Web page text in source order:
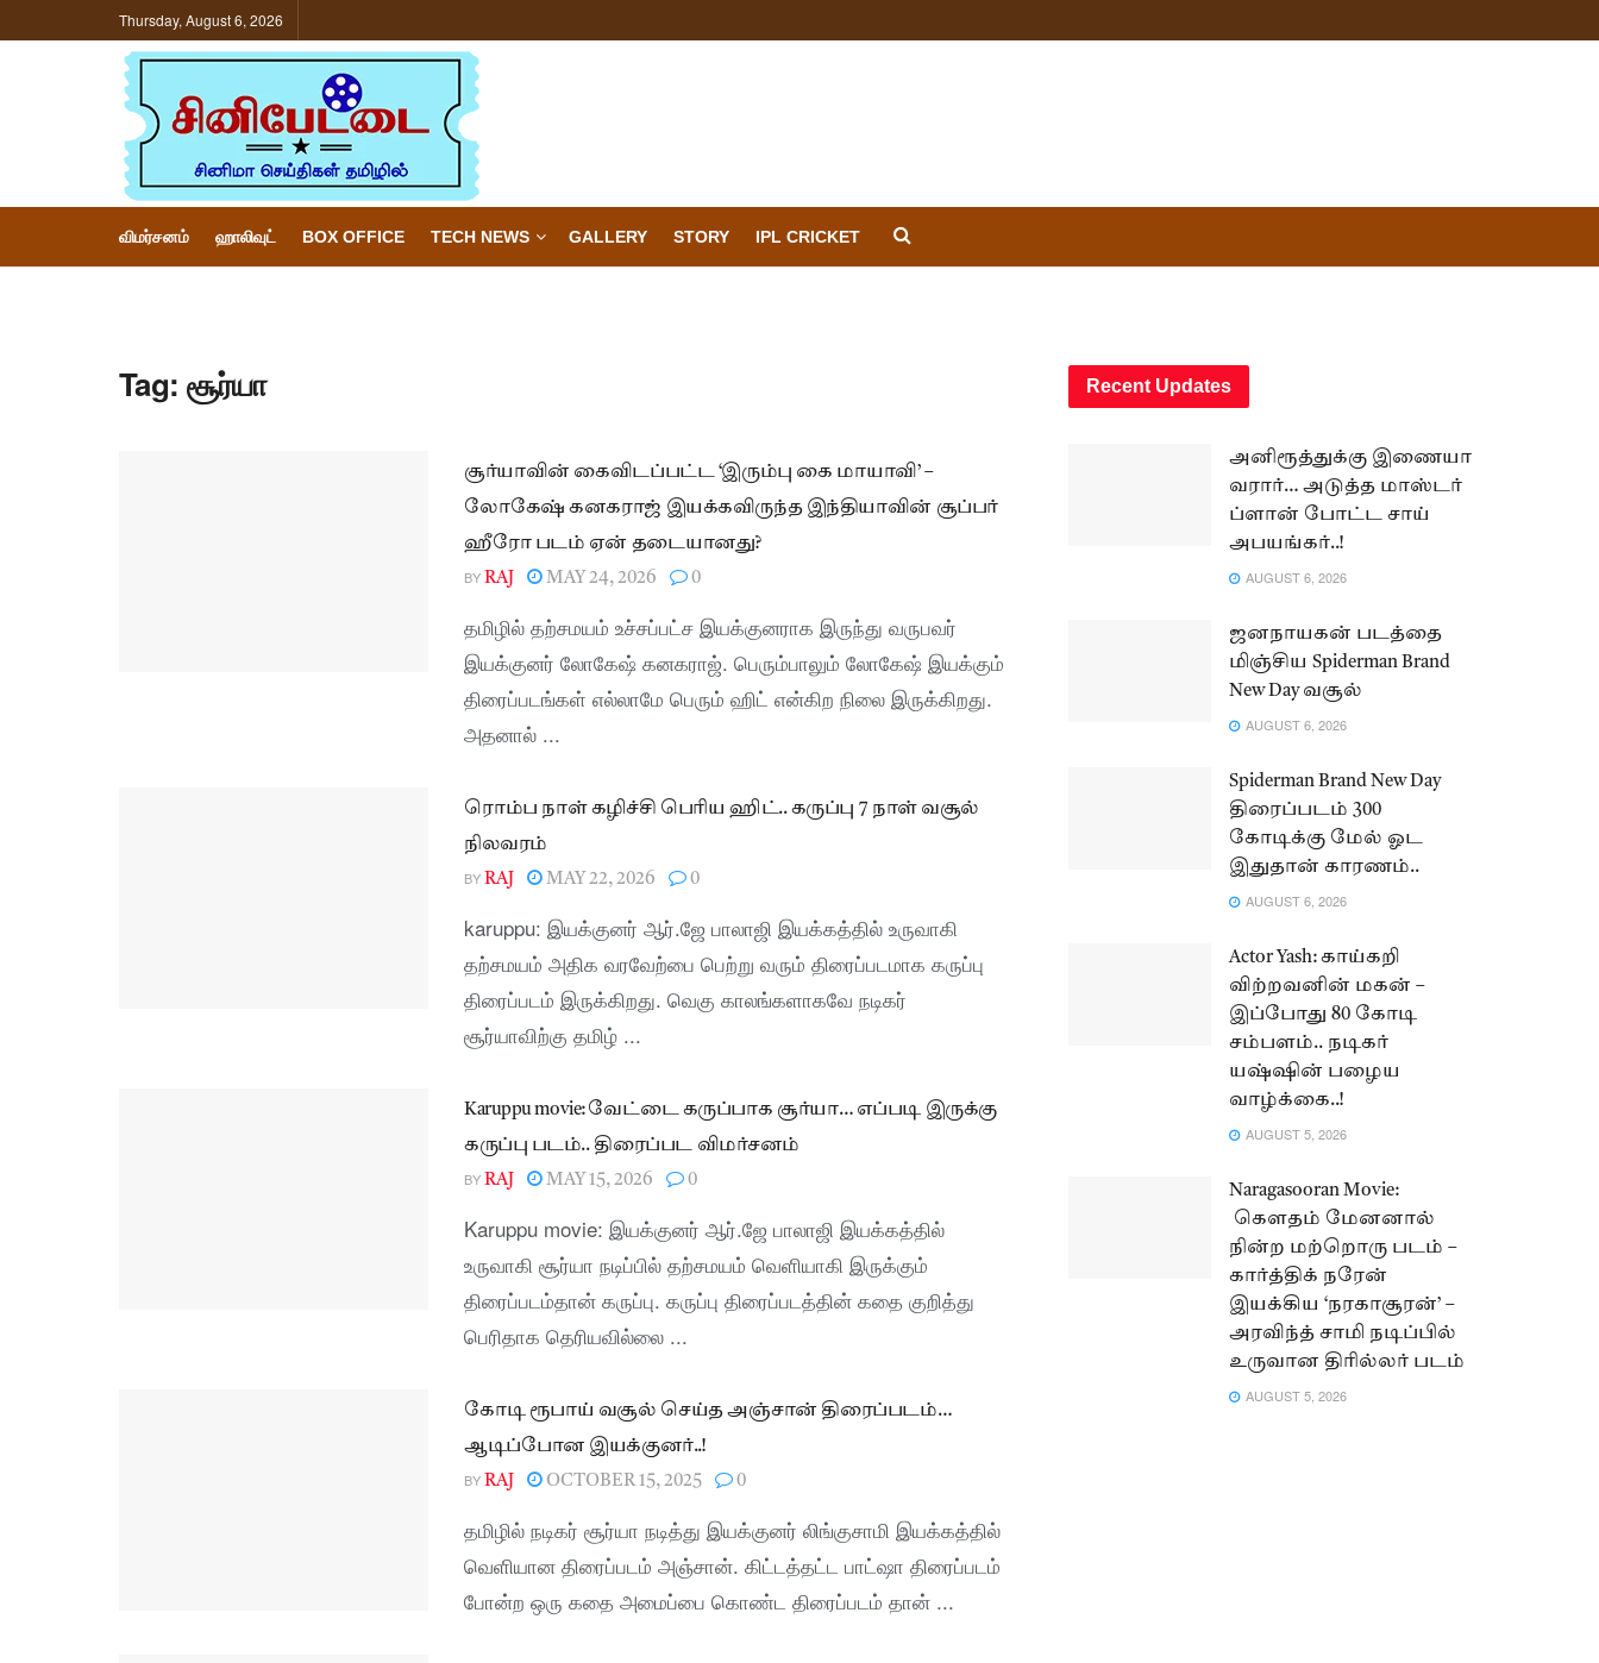
Thursday, August 6, 2026
விமர்சனம் ஹாலிவுட் BOX OFFICE TECH NEWS GALLERY STORY IPL CRICKET
Tag:சூர்யா
சூர்யாவின் கைவிடப்பட்ட ‘இரும்பு கை மாயாவி’ –
லோகேஷ் கனகராஜ் இயக்கவிருந்த இந்தியாவின் சூப்பர்
ஹீரோ படம் ஏன் தடையானது?
BY RAJ MAY 24, 2026 0
தமிழில் தற்சமயம் உச்சப்பட்ச இயக்குனராக இருந்து வருபவர்
இயக்குனர் லோகேஷ் கனகராஜ். பெரும்பாலும் லோகேஷ் இயக்கும்
திரைப்படங்கள் எல்லாமே பெரும் ஹிட் என்கிற நிலை இருக்கிறது.
அதனால் ...
ரொம்ப நாள் கழிச்சி பெரிய ஹிட்.. கருப்பு 7 நாள் வசூல்
நிலவரம்
BY RAJ MAY 22, 2026 0
karuppu: இயக்குனர் ஆர்.ஜே பாலாஜி இயக்கத்தில் உருவாகி
தற்சமயம் அதிக வரவேற்பை பெற்று வரும் திரைப்படமாக கருப்பு
திரைப்படம் இருக்கிறது. வெகு காலங்களாகவே நடிகர்
சூர்யாவிற்கு தமிழ் ...
Karuppu movie: வேட்டை கருப்பாக சூர்யா… எப்படி இருக்கு
கருப்பு படம்.. திரைப்பட விமர்சனம்
BY RAJ MAY 15, 2026 0
Karuppu movie: இயக்குனர் ஆர்.ஜே பாலாஜி இயக்கத்தில்
உருவாகி சூர்யா நடிப்பில் தற்சமயம் வெளியாகி இருக்கும்
திரைப்படம்தான் கருப்பு. கருப்பு திரைப்படத்தின் கதை குறித்து
பெரிதாக தெரியவில்லை ...
கோடி ரூபாய் வசூல் செய்த அஞ்சான் திரைப்படம்…
ஆடிப்போன இயக்குனர்..!
BY RAJ OCTOBER 15, 2025 0
தமிழில் நடிகர் சூர்யா நடித்து இயக்குனர் லிங்குசாமி இயக்கத்தில்
வெளியான திரைப்படம் அஞ்சான். கிட்டத்தட்ட பாட்ஷா திரைப்படம்
போன்ற ஒரு கதை அமைப்பை கொண்ட திரைப்படம் தான் ...
Recent Updates
அனிரூத்துக்கு இணையா
வரார்… அடுத்த மாஸ்டர்
ப்ளான் போட்ட சாய்
அபயங்கர்..!
AUGUST 6, 2026
ஜனநாயகன் படத்தை
மிஞ்சிய Spiderman Brand
New Day வசூல்
AUGUST 6, 2026
Spiderman Brand New Day
திரைப்படம் 300
கோடிக்கு மேல் ஓட
இதுதான் காரணம்..
AUGUST 6, 2026
Actor Yash: காய்கறி
விற்றவனின் மகன் –
இப்போது 80 கோடி
சம்பளம்.. நடிகர்
யஷ்ஷின் பழைய
வாழ்க்கை..!
AUGUST 5, 2026
Naragasooran Movie:
கௌதம் மேனனால்
நின்ற மற்றொரு படம் –
கார்த்திக் நரேன்
இயக்கிய ‘நரகாசூரன்’ –
அரவிந்த் சாமி நடிப்பில்
உருவான திரில்லர் படம்
AUGUST 5, 2026